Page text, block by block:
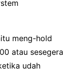
meng-hold
atau sesegera
udah